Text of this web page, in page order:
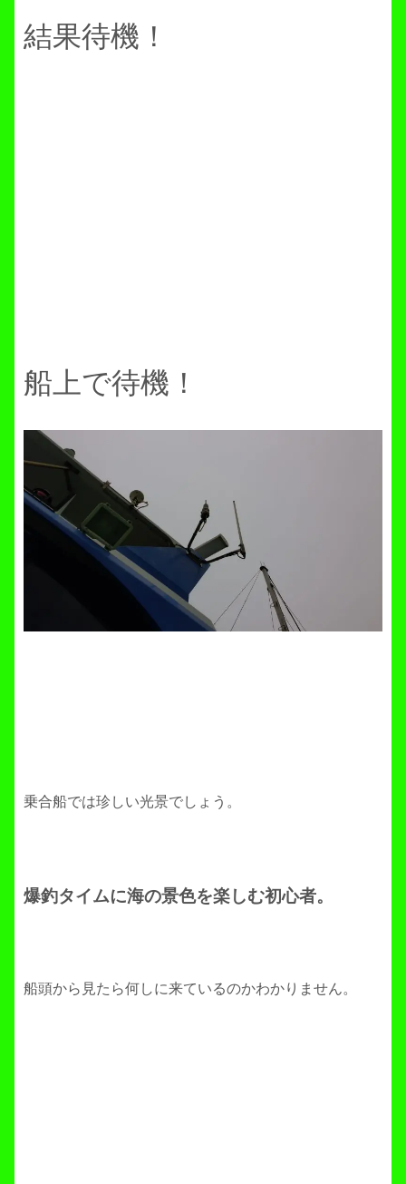
結果待機！
船上で待機！
乗合船では珍しい光景でしょう。
爆釣タイムに海の景色を楽しむ初心者。
船頭から見たら何しに来ているのかわかりません。